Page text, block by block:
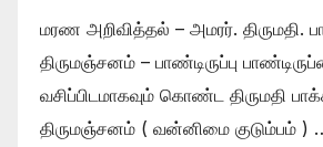
மரண அறிவித்தல் – அமரர். திருமதி.
திருமஞ்சனம் – பாண்டிருப்பு
வசிப்பிடமாகவும் கொண்ட திருமதி
திருமஞ்சனம் ( வன்னிமை குடும்பம் )